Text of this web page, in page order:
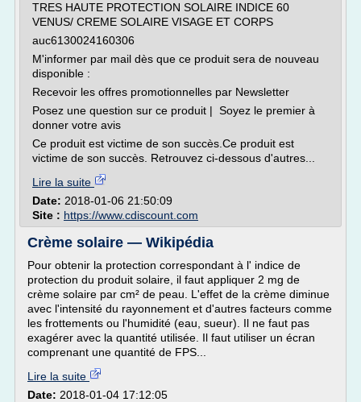
TRES HAUTE PROTECTION SOLAIRE INDICE 60
VENUS/ CREME SOLAIRE VISAGE ET CORPS
auc6130024160306
M'informer par mail dès que ce produit sera de nouveau
disponible :
Recevoir les offres promotionnelles par Newsletter
Posez une question sur ce produit | Soyez le premier à
donner votre avis
Ce produit est victime de son succès.Ce produit est
victime de son succès. Retrouvez ci-dessous d'autres...
Lire la suite
Date: 2018-01-06 21:50:09
Site : https://www.cdiscount.com
Crème solaire — Wikipédia
Pour obtenir la protection correspondant à l' indice de
protection du produit solaire, il faut appliquer 2 mg de
crème solaire par cm² de peau. L'effet de la crème diminue
avec l'intensité du rayonnement et d'autres facteurs comme
les frottements ou l'humidité (eau, sueur). Il ne faut pas
exagérer avec la quantité utilisée. Il faut utiliser un écran
comprenant une quantité de FPS...
Lire la suite
Date: 2018-01-04 17:12:05